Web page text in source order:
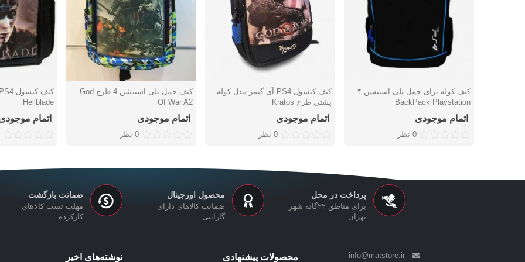
دوست داشتن
کیف کوله برای حمل پلی استیشن ۴
BackPack Playstation
اتمام موجودی
0 نظر
دوست داشتنکیف کنسول PS4 آی گیمر مدل کوله
پشتی طرح Kratos
اتمام موجودی
0 نظر
دوست داشتن
کیف حمل پلی استیشن 4 طرح God
Of War A2
اتمام موجودی
0 نظر
دوست
Hellblade
اتمام
پرداخت در محل
برای مناطق ۲۲گانه شهر
تهران
محصول اورجینال
ضمانت کالاهای دارای
گارانتی
ضمانت بازگشت
مهلت تست کالاهای
کارکرده
info@matstore.ir محصولات پیشنهادی نوشته‌های اخیر